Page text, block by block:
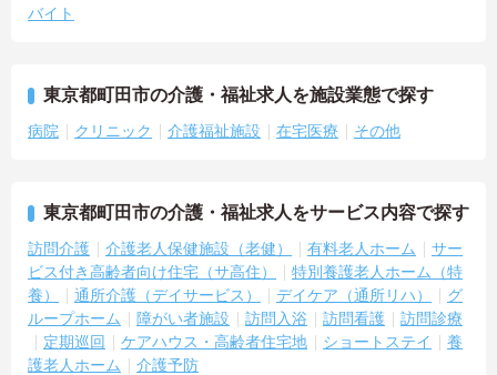
バイト
東京都町田市の介護・福祉求人を施設業態で探す
病院 クリニック 介護福祉施設 在宅医療 その他
東京都町田市の介護・福祉求人をサービス内容で探す
訪問介護 介護老人保健施設（老健） 有料老人ホーム
サー
ビス付き高齢者向け住宅（サ高住）
特別養護老人ホーム（特
養）
通所介護（デイサービス） デイケア（通所リハ）
グ
ループホーム
障がい者施設 訪問入浴 訪問看護
訪問診療
定期巡回
ケアハウス・高齢者住宅地 ショートステイ
養
護老人ホーム
介護予防